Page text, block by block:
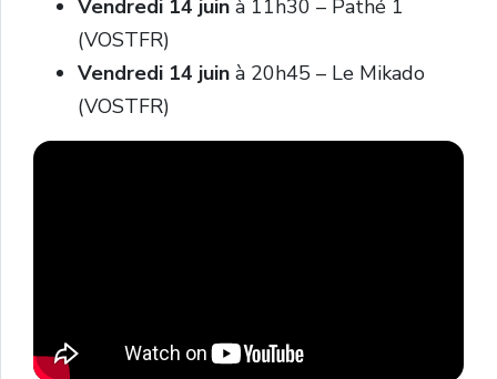
Vendredi 14 juin à 11h30 – Pathé 1
(VOSTFR)
Vendredi 14 juin à 20h45 – Le Mikado
(VOSTFR)